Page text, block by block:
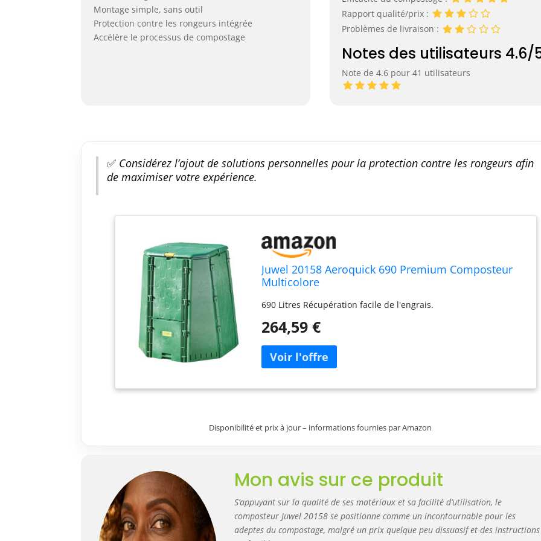
Montage simple, sans outil
Protection contre les rongeurs intégrée
Accélère le processus de compostage
Rapport qualité/prix :
Problèmes de livraison :
Notes des utilisateurs 4.6/
Note de 4.6 pour 41 utilisateurs
✅ Considérez l’ajout de solutions personnelles pour la protection contre les rongeurs afin
de maximiser votre expérience.
Juwel 20158 Aeroquick 690 Premium Composteur
Multicolore
690 Litres Récupération facile de l'engrais.
264,59 €
Disponibilité et prix à jour – informations fournies par Amazon
Mon avis sur ce produit
S’appuyant sur la qualité de ses matériaux et sa facilité d’utilisation, le
composteur Juwel 20158 se positionne comme un incontournable pour les
adeptes du compostage, malgré un prix quelque peu dissuasif et des instructions